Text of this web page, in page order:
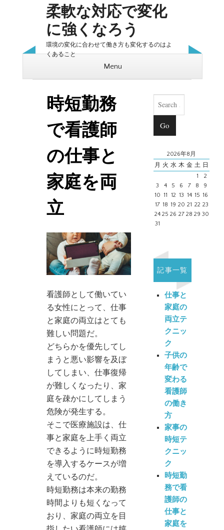
柔軟な対応で変化
に強くなろう
環境の変化に合わせて働き方も変化するのはよ
くあること
Menu
時短勤務
で看護師
の仕事と
家庭を両
立
看護師として働いてい
る女性にとって、仕事
と家庭の両立はとても
難しい問題だ。
どちらかを優先してし
まうと悪い影響を及ぼ
してしまい、仕事復帰
が難しくなったり、家
庭を疎かにしてしまう
危険が発生する。
そこで医療施設は、仕
事と家庭を上手く両立
できるように時短勤務
を導入するケースが増
えているのだ。
時短勤務は本来の勤務
時間よりも短くなって
おり、家庭の両立を目
Search
2026年8月
月
火 水 木 金 土 日
1
2
3
4 5 6 7 8
9
10 11 12 13 14 15 16
17 18 19 20 21 22 23
24 25 26 27 28 29 30
31
記事一覧
仕事と
家庭の
両立テ
クニッ
ク
子供の
年齢で
変わる
看護師
の働き
方
家事の
時短テ
クニッ
ク
時短勤
務で看
護師の
仕事と
家庭を